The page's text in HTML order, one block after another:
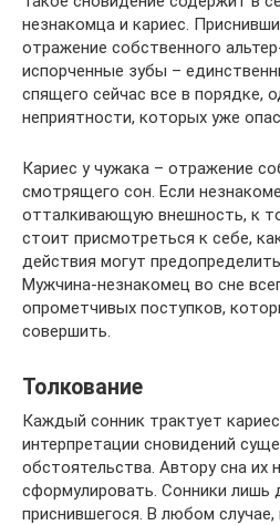
незнакомца и кариес.
отражение собственного
испорченные зубы –
спящего сейчас все в порядке,
неприятности, которых уже
Кариес у чужака – отражение
смотрящего сон. Если
отталкивающую внешность, к
стоит присмотреться к себе,
действия могут
Мужчина-незнакомец во сне
опрометчивых поступков,
совершить.
Толкование
Каждый сонник трактует
интерпретации сновидений
обстоятельства. Автору сна их
сформулировать. Сонники
приснившегося. В любом